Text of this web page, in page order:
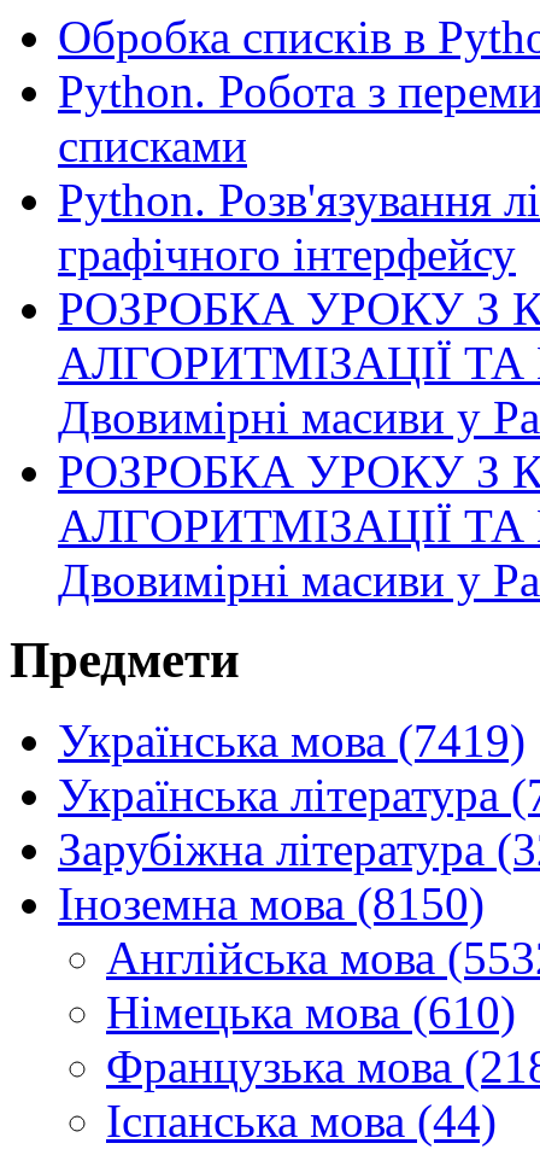
Обробка списків в
Python. Робота з
списками
Python. Розв'язування
графічного інтерфейсу
РОЗРОБКА УРОКУ З
АЛГОРИТМІЗАЦІЇ
Двовимірні масиви у
РОЗРОБКА УРОКУ З
АЛГОРИТМІЗАЦІЇ
Двовимірні масиви у
Предмети
Українська мова (7419)
Українська література
Зарубіжна література
Іноземна мова (8150)
Англійська мова
Німецька мова (610)
Французька мова
Іспанська мова (44)